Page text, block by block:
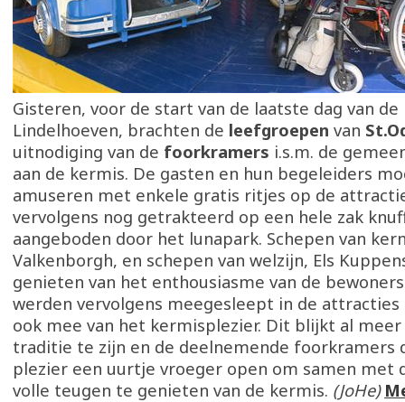
Gisteren, voor de start van de laatste dag van
Lindelhoeven, brachten de leefgroepen van
uitnodiging van de foorkramers i.s.m. de
aan de kermis. De gasten en hun begeleiders
amuseren met enkele gratis ritjes op de
vervolgens nog getrakteerd op een hele zak
aangeboden door het lunapark. Schepen van
Valkenborgh, en schepen van welzijn, Els
genieten van het enthousiasme van de bewoners
werden vervolgens meegesleept in de attracties
ook mee van het kermisplezier. Dit blijkt al meer
traditie te zijn en de deelnemende foorkramers
plezier een uurtje vroeger open om samen met
volle teugen te genieten van de kermis. (JoHe)